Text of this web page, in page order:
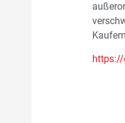
https://